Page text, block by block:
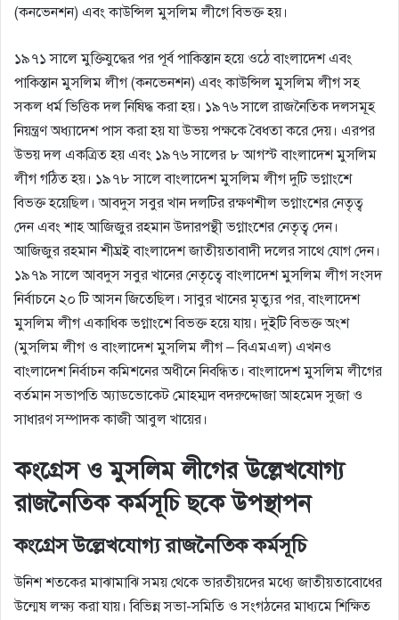
(কনভেনশন) এবং কাউন্সিল মুসলিম লীগে বিভক্ত হয়।
১৯৭১ সালে মুক্তিযুদ্ধের পর পূর্ব পাকিস্তান হয়ে ওঠে বাংলাদেশ এবং
পাকিস্তান মুসলিম লীগ (কনভেনশন) এবং কাউন্সিল মুসলিম লীগ সহ
সকল ধর্ম ভিত্তিক দল নিষিদ্ধ করা হয়। ১৯৭৬ সালে রাজনৈতিক দলসমূহ
নিয়ন্ত্রণ অধ্যাদেশ পাস করা হয় যা উভয় পক্ষকে বৈধতা করে দেয়। এরপর
উভয় দল একত্রিত হয় এবং ১৯৭৬ সালের ৮ আগস্ট বাংলাদেশ মুসলিম
লীগ গঠিত হয়। ১৯৭৮ সালে বাংলাদেশ মুসলিম লীগ দুটি ভগ্নাংশে
বিভক্ত হয়েছিল। আবদুস সবুর খান দলটির রক্ষণশীল ভগ্নাংশের নেতৃত্ব
দেন এবং শাহ আজিজুর রহমান উদারপন্থী ভগ্নাংশের নেতৃত্ব দেন।
আজিজুর রহমান শীঘ্রই বাংলাদেশ জাতীয়তাবাদী দলের সাথে যােগ দেন।
১৯৭৯ সালে আবদুস সবুর খানের নেতৃত্বে বাংলাদেশ মুসলিম লীগ সংসদ
নির্বাচনে ২০ টি আসন জিতেছিল। সাবুর খানের মৃত্যুর পর, বাংলাদেশ
মুসলিম লীগ একাধিক ভগ্নাংশে বিভক্ত হয়ে যায়। দুইটি বিভক্ত অংশ
(মুসলিম লীগ ও বাংলাদেশ মুসলিম লীগ – বিএমএল) এখনও
বাংলাদেশ নির্বাচন কমিশনের অধীনে নিবন্ধিত। বাংলাদেশ মুসলিম লীগের
বর্তমান সভাপতি অ্যাডভােকেট মােহম্মদ বদরুদ্দোজা আহমেদ সুজা ও
সাধারণ সম্পাদক কাজী আবুল খায়ের।
কংগ্রেস ও মুসলিম লীগের উল্লেখযােগ্য
রাজনৈতিক কর্মসূচি ছকে উপস্থাপন
কংগ্রেস উল্লেখযােগ্য রাজনৈতিক কর্মসূচি
উনিশ শতকের মাঝামাঝি সময় থেকে ভারতীয়দের মধ্যে জাতীয়তাবােধের
উন্মেষ লক্ষ্য করা যায়। বিভিন্ন সভা-সমিতি ও সংগঠনের মাধ্যমে শিক্ষিত